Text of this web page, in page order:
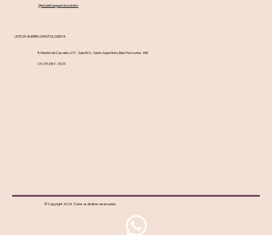
@dra.leticiaguerramonteiro
LETICIA GUERRA | MASTOLOGISTA
R. Martim de Carvalho, 671 - Sala 502 - Santo Agostinho, Belo Horizonte - MG
(31) 99289 - 3329
© Copyright 2024. Todos os direitos reservados.